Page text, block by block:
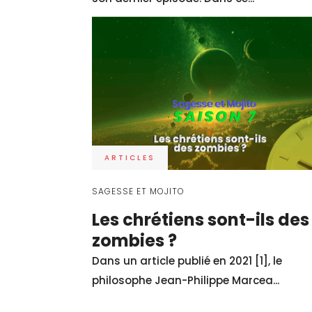
Des
Si la situation
mais aussi à
rubrique
teinte de
sur la voie du
du potentiel de
Au-delà des
notre qualité
ARTICLES
SAGESSE ET MOJITO
Les chrétiens sont-ils des
zombies ?
Dans un article publié en 2021 [1], le
philosophe Jean-Philippe Marcea...